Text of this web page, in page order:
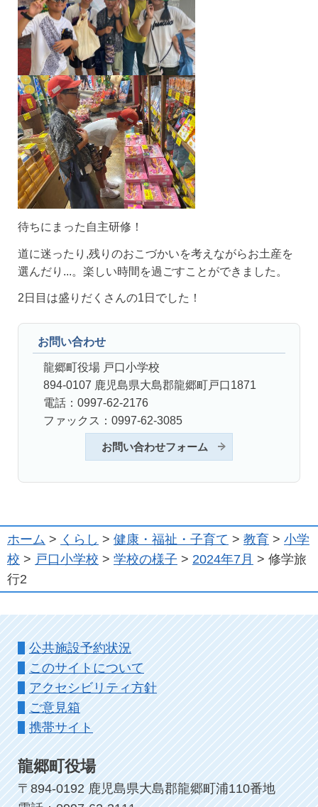
待ちにまった自主研修！
道に迷ったり,残りのおこづかいを考えながらお土産を
選んだり...。楽しい時間を過ごすことができました。
2日目は盛りだくさんの1日でした！
お問い合わせ
龍郷町役場 戸口小学校
894-0107 鹿児島県大島郡龍郷町戸口1871
電話：0997-62-2176
ファックス：0997-62-3085
お問い合わせフォーム
ホーム > くらし > 健康・福祉・子育て > 教育 > 小学
校 > 戸口小学校 > 学校の様子 > 2024年7月 > 修学旅
行2
公共施設予約状況
このサイトについて
アクセシビリティ方針
ご意見箱
携帯サイト
龍郷町役場
〒894-0192 鹿児島県大島郡龍郷町浦110番地